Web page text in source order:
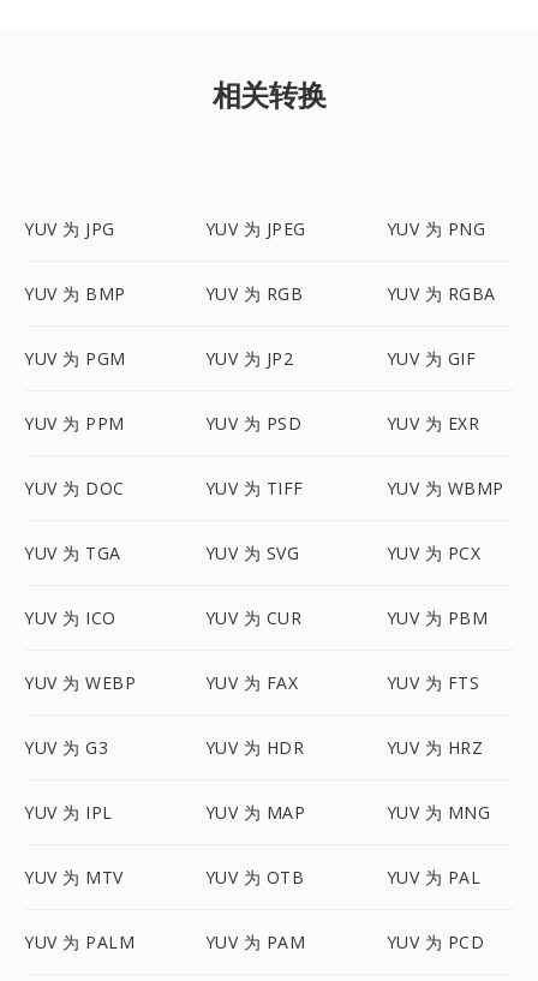
相关转换
YUV 为 JPG YUV 为 JPEG YUV 为 PNG
YUV 为 BMP YUV 为 RGB YUV 为 RGBA
YUV 为 PGM YUV 为 JP2 YUV 为 GIF
YUV 为 PPM YUV 为 PSD YUV 为 EXR
YUV 为 DOC YUV 为 TIFF YUV 为 WBMP
YUV 为 TGA YUV 为 SVG YUV 为 PCX
YUV 为 ICO YUV 为 CUR YUV 为 PBM
YUV 为 WEBP YUV 为 FAX YUV 为 FTS
YUV 为 G3 YUV 为 HDR YUV 为 HRZ
YUV 为 IPL YUV 为 MAP YUV 为 MNG
YUV 为 MTV YUV 为 OTB YUV 为 PAL
YUV 为 PALM YUV 为 PAM YUV 为 PCD